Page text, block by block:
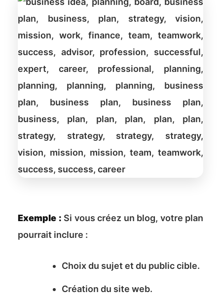
Exemple : Si vous créez un blog, votre plan
pourrait inclure :
Choix du sujet et du public cible.
Création du site web.